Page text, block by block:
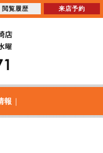
報
閲覧履歴 来店予約